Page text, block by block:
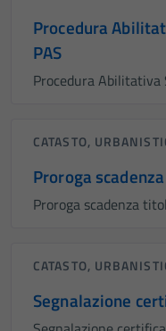
Procedura
PAS
Procedura Abilitativa
CATASTO,
Proroga
Proroga scadenza
CATASTO,
Segnalazione